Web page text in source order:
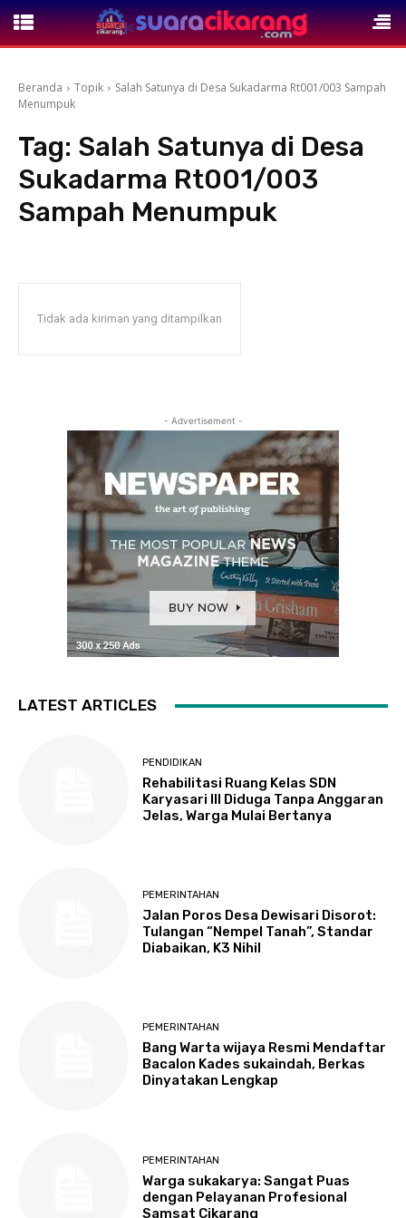
Beranda Topik
Salah Satunya di Desa Sukadarma Rt001/003 Sampah
Menumpuk
Tag: Salah Satunya di Desa
Sukadarma Rt001/003
Sampah Menumpuk
Tidak ada kiriman yang ditampilkan
- Advertisement -
LATEST ARTICLES
PENDIDIKAN
Rehabilitasi Ruang Kelas SDN
Karyasari III Diduga Tanpa Anggaran
Jelas, Warga Mulai Bertanya
PEMERINTAHAN
Jalan Poros Desa Dewisari Disorot:
Tulangan “Nempel Tanah”, Standar
Diabaikan, K3 Nihil
PEMERINTAHAN
Bang Warta wijaya Resmi Mendaftar
Bacalon Kades sukaindah, Berkas
Dinyatakan Lengkap
PEMERINTAHAN
Warga sukakarya: Sangat Puas
dengan Pelayanan Profesional
Samsat Cikarang